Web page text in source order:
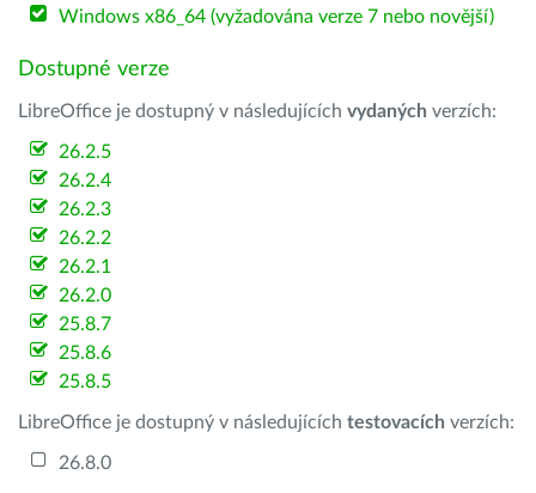
Windows x86_64 (vyžadována verze 7 nebo novější)
Dostupné verze
LibreOffice je dostupný v následujících vydaných verzích:
26.2.5
26.2.4
26.2.3
26.2.2
26.2.1
26.2.0
25.8.7
25.8.6
25.8.5
LibreOffice je dostupný v následujících testovacích verzích:
26.8.0